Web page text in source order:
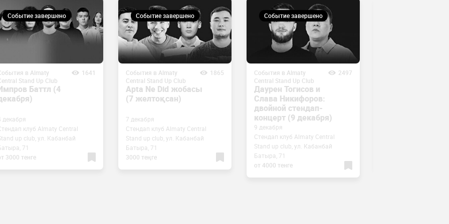
Событие завершено
в Almaty
Stand Up Club
1641
Баттл (4
декабря
клуб Almaty Central
up club, ул. Кабанбай
71
3000 тенге
Событие завершено
События в Almaty
Central Stand Up Club
1865
Apta Ne Did жобасы
(7 желтоқсан)
7 декабря
Стендап клуб Almaty Central
Stand up club, ул. Кабанбай
Батыра, 71
3000 теңге
Событие завершено
События в Almaty
Central Stand Up Club
2497
Даурен Тогисов и
Слава Никифоров:
двойной стендап-
концерт (9 декабря)
9 декабря
Стендап клуб Almaty Central
Stand up club, ул. Кабанбай
Батыра, 71
от 4000 тенге